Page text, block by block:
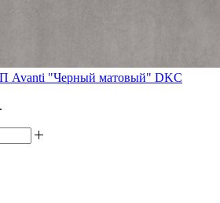
Avanti "Черный матовый" DKC